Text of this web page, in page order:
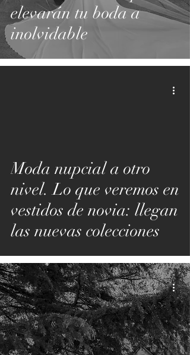
elevarán tu boda a
inolvidable
Moda nupcial a otro
nivel. Lo que veremos en
vestidos de novia: llegan
las nuevas colecciones